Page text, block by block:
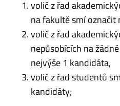
volič z řad
na fakultě smí označit
volič z řad
nepůsobících na
nejvýše 1 kandidáta,
volič z řad studentů
kandidáty;